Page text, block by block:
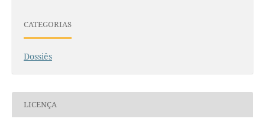
CATEGORIAS
Dossiês
LICENÇA